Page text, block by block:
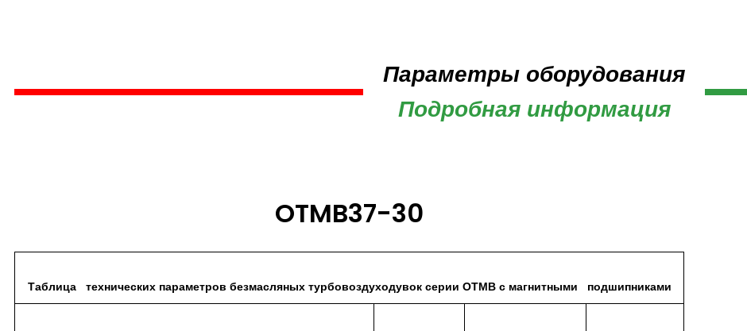
Параметры оборудования
Подробная информация
OTMB37-30
Таблица технических параметров безмасляных турбовоздуходувок серии OTMB с магнитными подшипниками